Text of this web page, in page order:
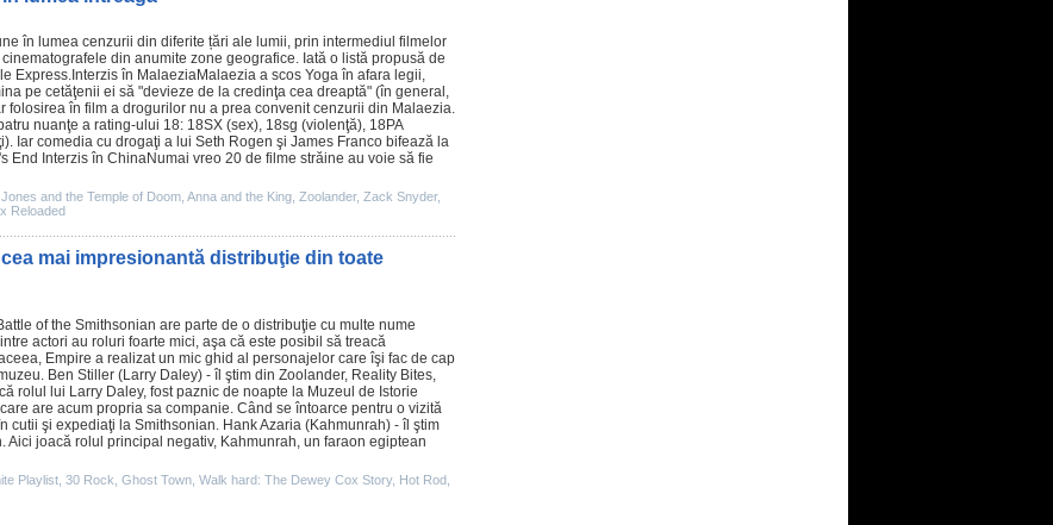
în lumea cenzurii din diferite țări ale lumii, prin intermediul filmelor
din anumite zone geografice. Iată o listă propusă de
Express.Interzis în MalaeziaMalaezia a scos Yoga în afara legii,
pe cetăţenii ei să "devieze de la credinţa cea dreaptă" (în general,
folosirea în film a drogurilor nu a prea convenit cenzurii din Malaezia.
nuanţe a rating-ului 18: 18SX (sex), 18sg (violenţă), 18PA
Iar comedia cu drogaţi a lui Seth Rogen şi James Franco bifează la
End Interzis în ChinaNumai vreo 20 de filme străine au voie să fie
and the Temple of Doom Anna and the King Zoolander, Zack Snyder,
Reloaded
mai impresionantă distribuţie din toate
of the Smithsonian are parte de o distribuţie cu multe nume
actori au roluri foarte mici, aşa că este posibil să treacă
Empire a realizat un mic ghid al personajelor care îşi fac de cap
Ben Stiller (Larry Daley) - îl ştim din Zoolander, Reality Bites,
rolul lui Larry Daley, fost paznic de noapte la Muzeul de Istorie
are acum propria sa companie. Când se întoarce pentru o vizită
cutii şi expediaţi la Smithsonian. Hank Azaria (Kahmunrah) - îl ştim
. Aici joacă rolul principal negativ, Kahmunrah, un faraon egiptean
Playlist 30 Rock Ghost Town Walk hard: The Dewey Cox Story, Hot Rod